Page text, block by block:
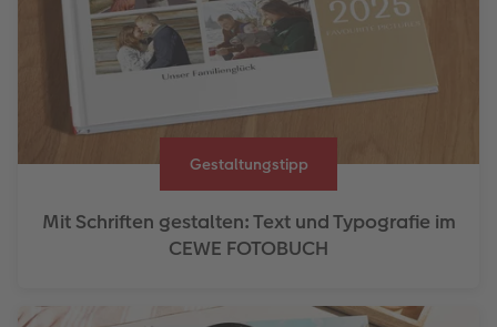
Gestaltungstipp
Mit Schriften gestalten: Text und Typografie im
CEWE FOTOBUCH